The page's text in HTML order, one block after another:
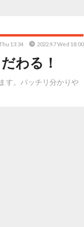
わる！
す。バッチリ分かりや
13:34 2022.9.7 Wed 18:00